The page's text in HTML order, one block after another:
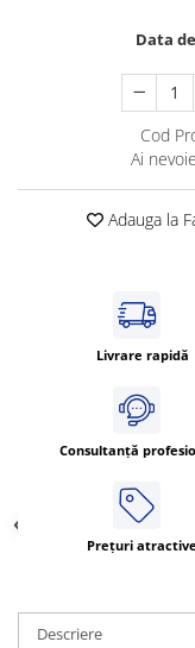
Comunicare Si
Power meter
Regulatoare de
Seria DTK
Controler PID
Counter Timer
Senzori industriali
Senzori capacitivi
Senzori de presiune
Senzori distanta
Senzori fotoelectrici
Senzori magnetici-
Senzori ultrasonici
Data
Cod
Ai
Adauga la
Livrare rapidă
Consultanță
Prețuri atractive
Descriere